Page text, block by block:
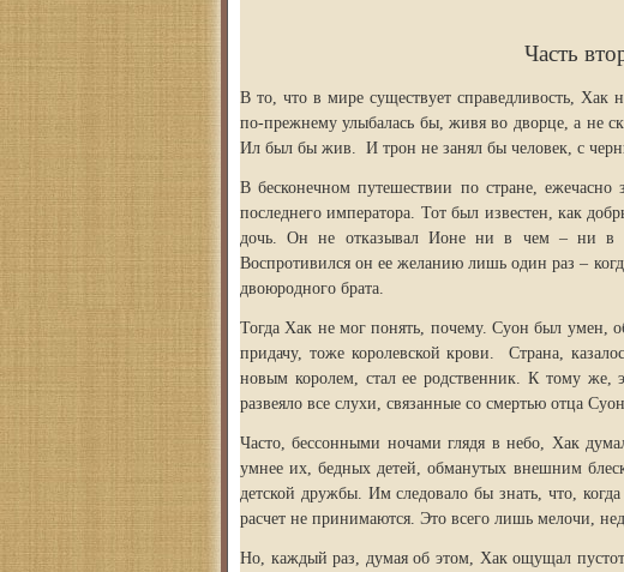
Часть
В то, что в мире существует справедливость,
по-прежнему улыбалась бы, живя во дворце, а не
Ил был бы жив. И трон не занял бы человек, с
В бесконечном путешествии по стране,
последнего императора. Тот был известен, как
дочь. Он не отказывал Ионе ни в чем – ни в
Воспротивился он ее желанию лишь один раз –
двоюродного брата.
Тогда Хак не мог понять, почему. Суон был умен,
придачу, тоже королевской крови. Страна,
новым королем, стал ее родственник. К тому же,
развеяло все слухи, связанные со смертью отца
Часто, бессонными ночами глядя в небо, Хак
умнее их, бедных детей, обманутых внешним
детской дружбы. Им следовало бы знать, что,
расчет не принимаются. Это всего лишь мелочи,
Но, каждый раз, думая об этом, Хак ощущал